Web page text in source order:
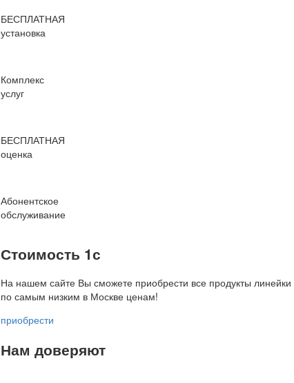
БЕСПЛАТНАЯ
установка
Комплекс
услуг
БЕСПЛАТНАЯ
оценка
Абонентское
обслуживание
Стоимость 1с
На нашем сайте Вы сможете приобрести все продукты
по самым низким в Москве ценам!
приобрести
Нам доверяют